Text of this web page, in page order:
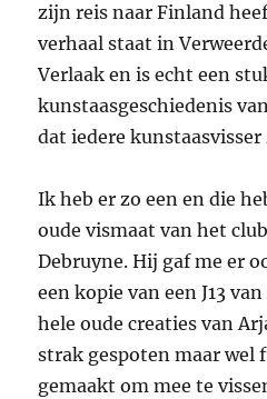
zijn reis naar Finland
verhaal staat in
Verlaak en is echt een
kunstaasgeschiedenis
dat iedere
Ik heb er zo een en die
oude vismaat van het
Debruyne. Hij gaf me er
een kopie van een J13
hele oude creaties van
strak gespoten maar wel
gemaakt om mee te